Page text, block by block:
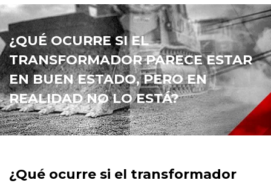
¿QUÉ OCURRE SI EL
TRANSFORMADOR PARECE ESTAR
EN BUEN ESTADO, PERO EN
REALIDAD NO LO ESTÁ?
¿Qué ocurre si el transformador